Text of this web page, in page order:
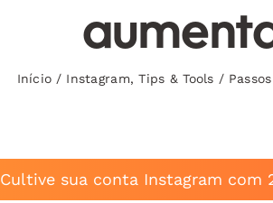
Início / Instagram,Tips & Tools /
Cultive sua conta Instagram com